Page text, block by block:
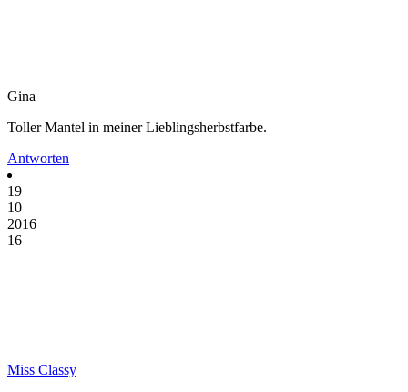
Gina
Toller Mantel in meiner Lieblingsherbstfarbe.
Antworten
19
10
2016
16
Miss Classy